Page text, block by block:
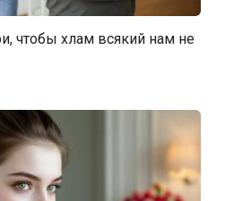
чтобы хлам всякий нам не